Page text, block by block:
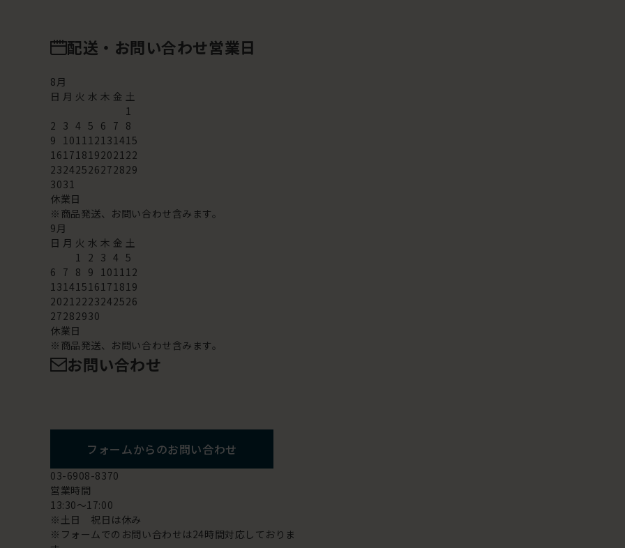
配送・お問い合わせ営業日
8月
日 月 火 水 木 金 土
1
2 3 4 5 6 7 8
9 101112131415
16171819202122
23242526272829
3031
休業日
※商品発送、お問い合わせ含みます。
9月
日 月 火 水 木 金 土
1 2 3 4 5
6 7 8 9 101112
13141516171819
20212223242526
27282930
休業日
※商品発送、お問い合わせ含みます。
お問い合わせ
フォームからのお問い合わせ
03-6908-8370
営業時間
13:30～17:00
※土日 祝日は休み
※フォームでのお問い合わせは24時間対応しておりま